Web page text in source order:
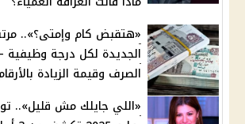
الجديدة لكل درجة
الصرف وقيمة الزيادة
«اللي جايلك مش قليل»..